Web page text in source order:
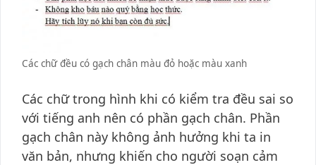
Các chữ đều có gạch chân màu đỏ hoặc màu xanh
Các chữ trong hình khi có kiểm tra đều sai so
với tiếng anh nên có phần gạch chân. Phần
gạch chân này không ảnh hưởng khi ta in
văn bản, nhưng khiến cho người soạn cảm